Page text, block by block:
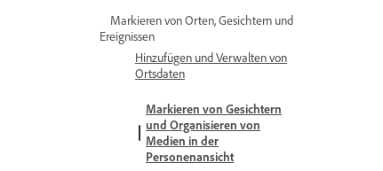
Markieren von Orten, Gesichtern und
Ereignissen
Hinzufügen und Verwalten von
Ortsdaten
Markieren von Gesichtern
und Organisieren von
Medien in der
Personenansicht